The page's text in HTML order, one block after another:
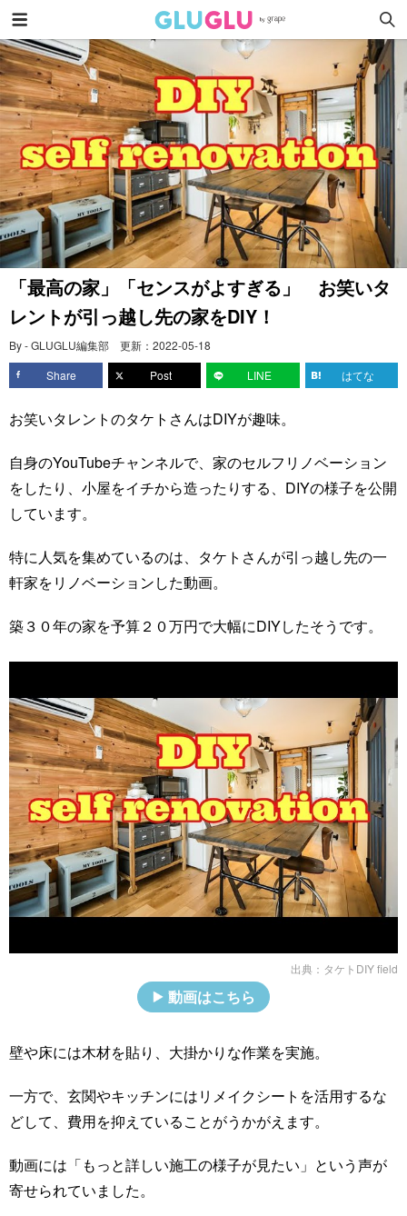
「最高の家」「センスがよすぎる」 お笑いタ
レントが引っ越し先の家をDIY！
By - GLUGLU編集部 更新： 2022-05-18
Share
Post LINE はてな
お笑いタレントのタケトさんはDIYが趣味。
自身のYouTubeチャンネルで、家のセルフリノベーション
をしたり、小屋をイチから造ったりする、DIYの様子を公開
しています。
特に人気を集めているのは、タケトさんが引っ越し先の一
軒家をリノベーションした動画。
築３０年の家を予算２０万円で大幅にDIYしたそうです。
出典： タケトDIY field
動画はこちら
壁や床には木材を貼り、大掛かりな作業を実施。
一方で、玄関やキッチンにはリメイクシートを活用するな
どして、費用を抑えていることがうかがえます。
動画には「もっと詳しい施工の様子が見たい」という声が
寄せられていました。